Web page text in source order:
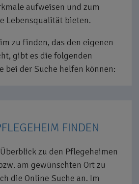
aufweisen und zum
Lebensqualität bieten.
zu finden, das den eigenen
gibt es die folgenden
bei der Suche helfen können:
FINDEN
zu den Pflegeheimen
am gewünschten Ort zu
die Online Suche an. Im